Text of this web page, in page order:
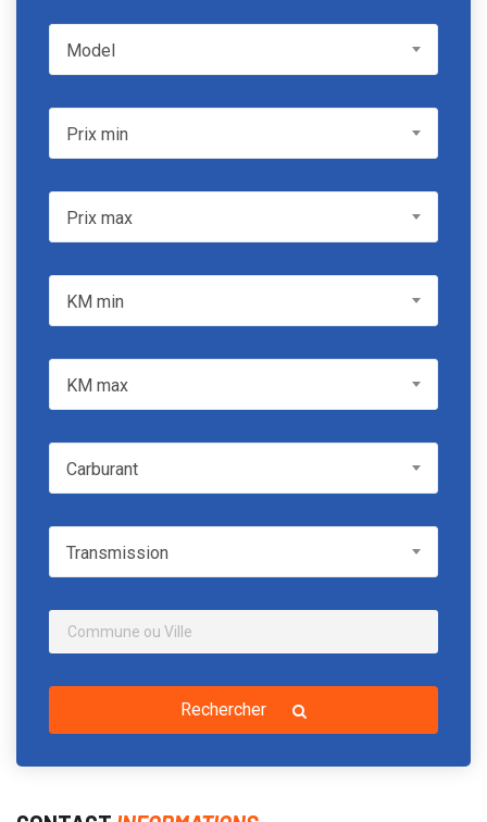
ModelModel
Prix minPrix min
Prix maxPrix max
KM min
KM max
CarburantCarburant
TransmissionTransmission
Rechercher